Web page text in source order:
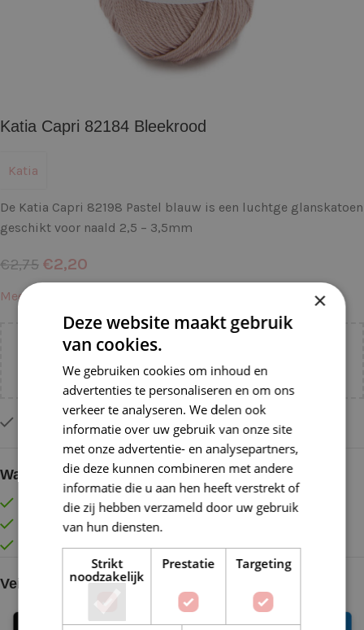
Katia Capri 82184 Bleekrood
Katia
De Katia Capri 82198 Pastel blauw is een luchtge glanskatoen
geschikt voor naald 2,5 – 3,5mm
€2,75 €2,20
Meer informatie →
Voeg nog€55,00toe voor
Op voorraad
Waarom kopen bij de Wolkast?
Lage verzendkosten vanaf € 4,99 binnen NL
Gratis verzonden vanaf €55,-
Vóór 16:30 besteld = Zelfde (werk)dag verzonden
Veilig online betalen
×
Deze website maakt gebruik
van cookies.
We gebruiken cookies om inhoud en
advertenties te personaliseren en om ons
verkeer te analyseren. We delen ook
informatie over uw gebruik van onze site
met onze advertentie- en analysepartners,
die deze kunnen combineren met andere
informatie die u aan hen heeft verstrekt of
die zij hebben verzameld door uw gebruik
van hun diensten.
Strikt
noodzakelijk
Prestatie Targeting